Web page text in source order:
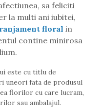
sa feliciti
la multi ani iubitei,
floral in
contine minirosa
este cu titlu de
uneori fata de produsul
florilor cu care lucram,
sau ambalajul.